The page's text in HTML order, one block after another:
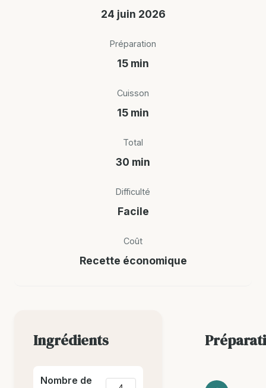
24 juin 2026
Préparation
15 min
Cuisson
15 min
Total
30 min
Difficulté
Facile
Coût
Recette économique
Ingrédients
Nombre de